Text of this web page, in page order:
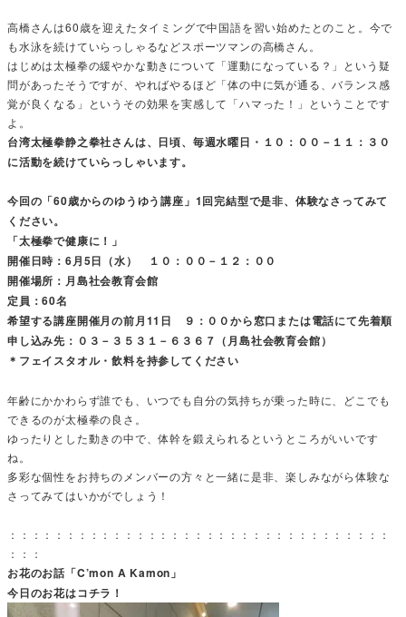
高橋さんは60歳を迎えたタイミングで中国語を習い始めたとのこと。今で
も水泳を続けていらっしゃるなどスポーツマンの高橋さん。
はじめは太極拳の緩やかな動きについて「運動になっている？」という疑
問があったそうですが、やればやるほど「体の中に気が通る、バランス感
覚が良くなる」というその効果を実感して「ハマった！」ということです
よ。
台湾太極拳静之拳社さんは、日頃、毎週水曜日・１０：００－１１：３０
に活動を続けていらっしゃいます。
今回の「60歳からのゆうゆう講座」1回完結型で是非、体験なさってみて
ください。
「太極拳で健康に！」
開催日時：6月5日（水） １０：００－１２：００
開催場所：月島社会教育会館
定員：60名
希望する講座開催月の前月11日 ９：００から窓口または電話にて先着順
申し込み先：０３－３５３１－６３６７（月島社会教育会館）
＊フェイスタオル・飲料を持参してください
年齢にかかわらず誰でも、いつでも自分の気持ちが乗った時に、どこでも
できるのが太極拳の良さ。
ゆったりとした動きの中で、体幹を鍛えられるというところがいいです
ね。
多彩な個性をお持ちのメンバーの方々と一緒に是非、楽しみながら体験な
さってみてはいかがでしょう！
：：：：：：：：：：：：：：：：：：：：：：：：：：：：：：：：：
：：：
お花のお話「C’mon A Kamon」
今日のお花はコチラ！